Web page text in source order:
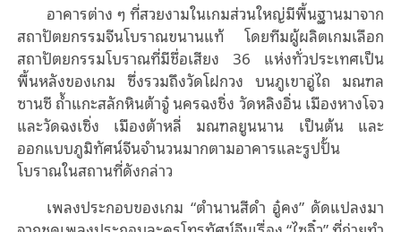
อาคารต่าง ๆ ที่สวยงามในเกมส่วนใหญ่มีพื้นฐานมาจาก
สถาปัตยกรรมจีนโบราณขนานแท้
โดยทีมผู้ผลิตเกมเลือก
สถาปัตยกรรมโบราณที่มีชื่อเสียง 36 แห่งทั่วประเทศเป็น
พื้นหลังของเกม ซึ่งรวมถึงวัดโฝกวง บนภูเขาอู่ไถ มณฑล
ซานซี ถ้ำแกะสลักหินต้าจู๋ นครฉงชิ่ง วัดหลิงอิ่น เมืองหางโจว
และวัดฉงเซิ่ง เมืองต้าหลี่ มณฑลยูนนาน เป็นต้น และ
ออกแบบภูมิทัศน์จีนจํานวนมากตามอาคารและรูปปั้น
โบราณในสถานที่ดังกล่าว
เพลงประกอบของเกม “ตํานานสีดํา อู๋คง” ดัดแปลงมา